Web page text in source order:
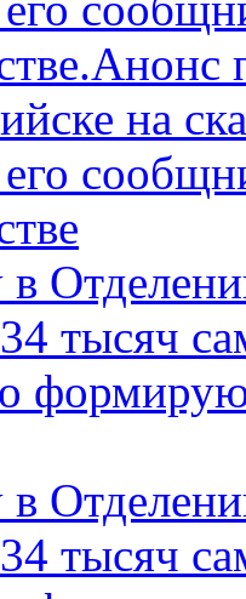
на
в
тысяч
в
тысяч